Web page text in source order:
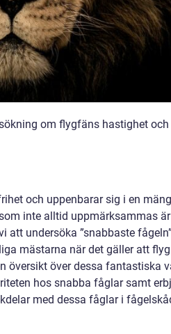
om flygfäns hastighet
och uppenbarar sig i en
inte alltid uppmärksammas
att undersöka ”snabbaste
mästarna när det gäller att
översikt över dessa fantastiska
hos snabba fåglar samt
med dessa fåglar i